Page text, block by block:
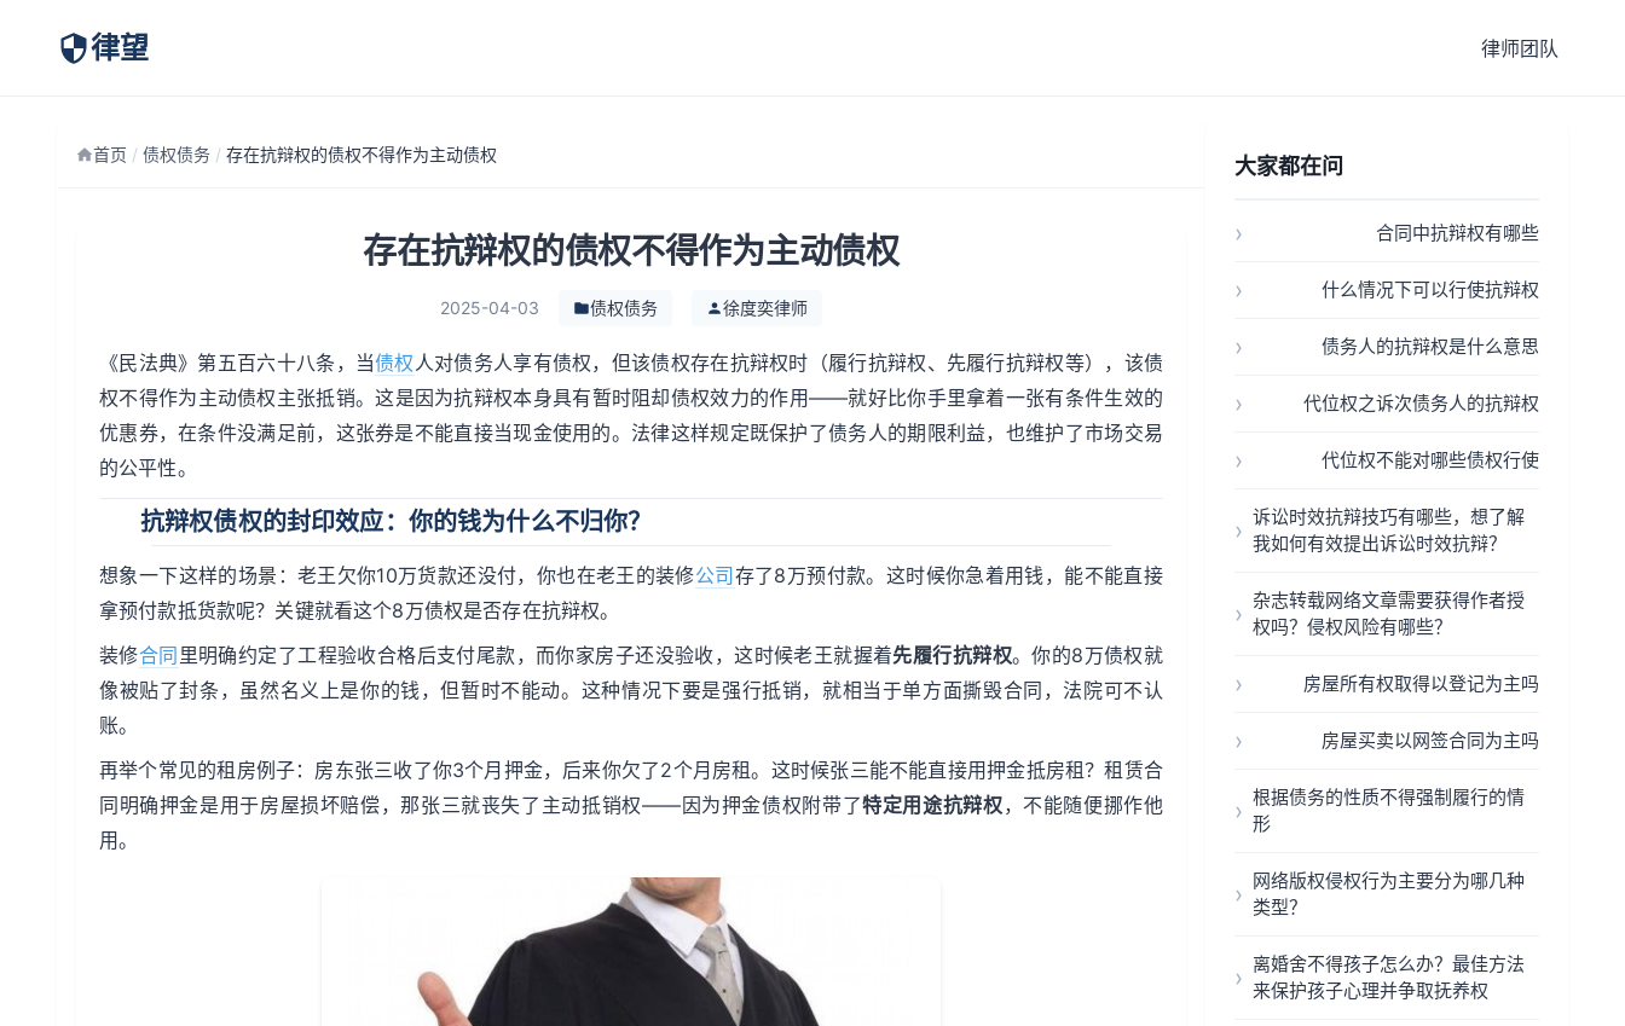
律望 律师团队
首页 / 债权债务 / 存在抗辩权的债权不得作为主动债权
存在抗辩权的债权不得作为主动债权
2025-04-03 债权债务 徐度奕律师
《民法典》第五百六十八条，当债权人对债务人享有债权，但该债权存在抗辩权时（履行抗辩权、先履行抗辩权等），该债
权不得作为主动债权主张抵销。这是因为抗辩权本身具有暂时阻却债权效力的作用——就好比你手里拿着一张有条件生效的
优惠券，在条件没满足前，这张券是不能直接当现金使用的。法律这样规定既保护了债务人的期限利益，也维护了市场交易
的公平性。
抗辩权债权的封印效应：你的钱为什么不归你？
想象一下这样的场景：老王欠你10万货款还没付，你也在老王的装修公司 存了8万预付款。这时候你急着用钱，能不能直接
拿预付款抵货款呢？关键就看这个8万债权是否存在抗辩权。
装修合同 里明确约定了工程验收合格后支付尾款，而你家房子还没验收，这时候老王就握着先履行抗辩权。你的8万债权就
像被贴了封条，虽然名义上是你的钱，但暂时不能动。这种情况下要是强行抵销，就相当于单方面撕毁合同，法院可不认
账。
再举个常见的租房例子：房东张三收了你3个月押金，后来你欠了2个月房租。这时候张三能不能直接用押金抵房租？租赁合
同明确押金是用于房屋损坏赔偿，那张三就丧失了主动抵销权——因为押金债权附带了特定用途抗辩权，不能随便挪作他
用。
大家都在问
合同中抗辩权有哪些
什么情况下可以行使抗辩权
债务人的抗辩权是什么意思
代位权之诉次债务人的抗辩权
代位权不能对哪些债权行使
诉讼时效抗辩技巧有哪些，想了解
我如何有效提出诉讼时效抗辩？
杂志转载网络文章需要获得作者授
权吗？侵权风险有哪些？
房屋所有权取得以登记为主吗
房屋买卖以网签合同为主吗
根据债务的性质不得强制履行的情
形
网络版权侵权行为主要分为哪几种
类型？
离婚舍不得孩子怎么办？最佳方法
来保护孩子心理并争取抚养权